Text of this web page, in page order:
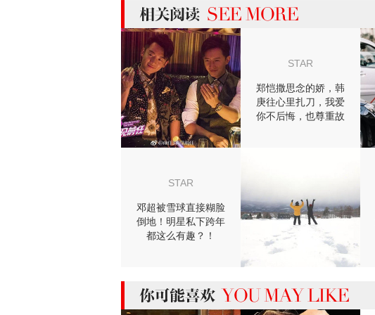
more 相关阅读
STAR
郑恺撒思念的娇，韩
庚往心里扎刀，我爱
你不后悔，也尊重故
STAR
邓超被雪球直接糊脸
倒地！明星私下跨年
都这么有趣？！